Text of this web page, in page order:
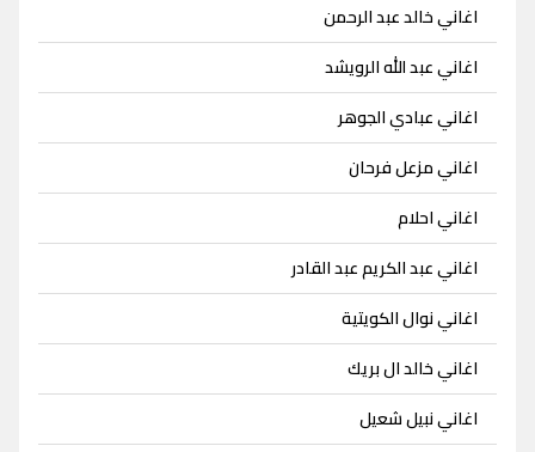
اغاني خالد عبد الرحمن
اغاني عبد الله الرويشد
اغاني عبادي الجوهر
اغاني مزعل فرحان
اغاني احلام
اغاني عبد الكريم عبد القادر
اغاني نوال الكويتية
اغاني خالد ال بريك
اغاني نبيل شعيل